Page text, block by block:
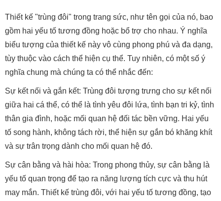
Thiết kế "trùng đôi" trong trang sức, như tên gọi của nó, bao
gồm hai yếu tố tương đồng hoặc bổ trợ cho nhau. Ý nghĩa
biểu tượng của thiết kế này vô cùng phong phú và đa dạng,
tùy thuộc vào cách thể hiện cụ thể. Tuy nhiên, có một số ý
nghĩa chung mà chúng ta có thể nhắc đến:
Sự kết nối và gắn kết: Trùng đôi tượng trưng cho sự kết nối
giữa hai cá thể, có thể là tình yêu đôi lứa, tình bạn tri kỷ, tình
thân gia đình, hoặc mối quan hệ đối tác bền vững. Hai yếu
tố song hành, không tách rời, thể hiện sự gắn bó khăng khít
và sự trân trọng dành cho mối quan hệ đó.
Sự cân bằng và hài hòa: Trong phong thủy, sự cân bằng là
yếu tố quan trọng để tạo ra năng lượng tích cực và thu hút
may mắn. Thiết kế trùng đôi, với hai yếu tố tương đồng, tạo